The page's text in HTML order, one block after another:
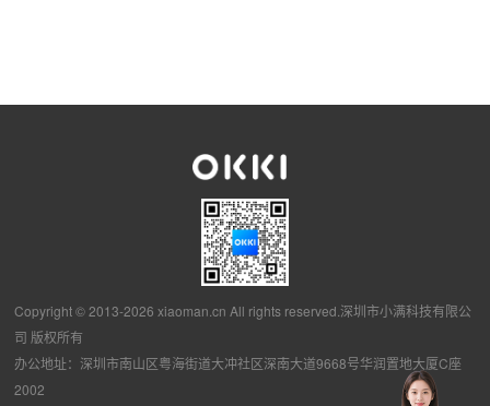
Copyright © 2013-2026 xiaoman.cn All rights reserved.深圳市小满科技有限公
司 版权所有
办公地址：深圳市南山区粤海街道大冲社区深南大道9668号华润置地大厦C座
2002